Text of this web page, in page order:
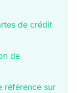
de crédit
de
référence sur